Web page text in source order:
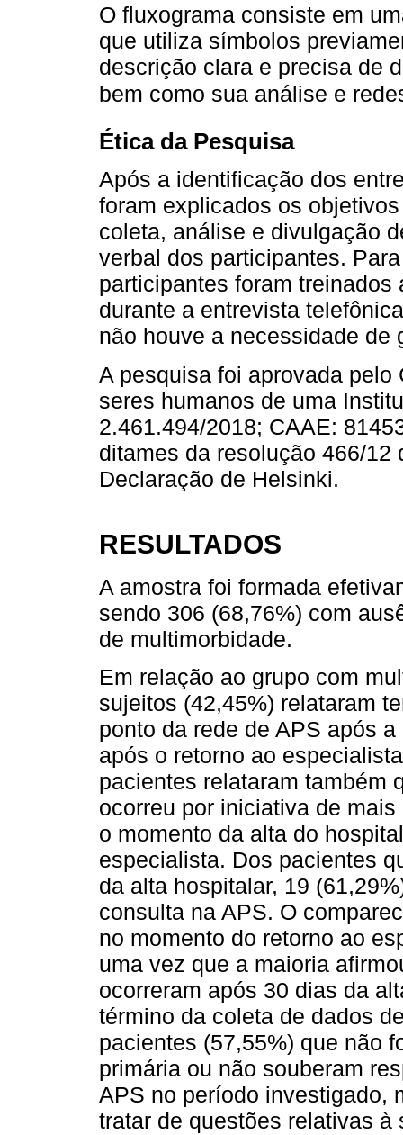
O fluxograma consiste em
que utiliza símbolos
descrição clara e precisa de
bem como sua análise e
Ética da Pesquisa
Após a identificação dos
foram explicados os
coleta, análise e divulgação
verbal dos participantes.
participantes foram
durante a entrevista
não houve a necessidade de
A pesquisa foi aprovada
seres humanos de uma
2.461.494/2018; CAAE:
ditames da resolução 466/
Declaração de Helsinki.
RESULTADOS
A amostra foi formada
sendo 306 (68,76%) com
de multimorbidade.
Em relação ao grupo com
sujeitos (42,45%) relataram
ponto da rede de APS após
após o retorno ao
pacientes relataram também
ocorreu por iniciativa de
o momento da alta do
especialista. Dos pacientes
da alta hospitalar, 19
consulta na APS. O
no momento do retorno ao
uma vez que a maioria
ocorreram após 30 dias da
término da coleta de dados
pacientes (57,55%) que não
primária ou não souberam
APS no período investigado,
tratar de questões relativas à